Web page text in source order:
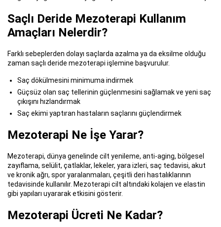
Saçlı Deride Mezoterapi Kullanım
Amaçları Nelerdir?
Farklı sebeplerden dolayı saçlarda azalma ya da eksilme olduğu
zaman saçlı deride mezoterapi işlemine başvurulur.
Saç dökülmesini minimuma indirmek
Güçsüz olan saç tellerinin güçlenmesini sağlamak ve yeni saç
çıkışını hızlandırmak
Saç ekimi yaptıran hastaların saçlarını güçlendirmek
Mezoterapi Ne İşe Yarar?
Mezoterapi, dünya genelinde cilt yenileme, anti-aging, bölgesel
zayıflama, selülit, çatlaklar, lekeler, yara izleri, saç tedavisi, akut
ve kronik ağrı, spor yaralanmaları, çeşitli deri hastalıklarının
tedavisinde kullanılır. Mezoterapi cilt altındaki kolajen ve elastin
gibi yapıları uyararak etkisini gösterir.
Mezoterapi Ücreti Ne Kadar?